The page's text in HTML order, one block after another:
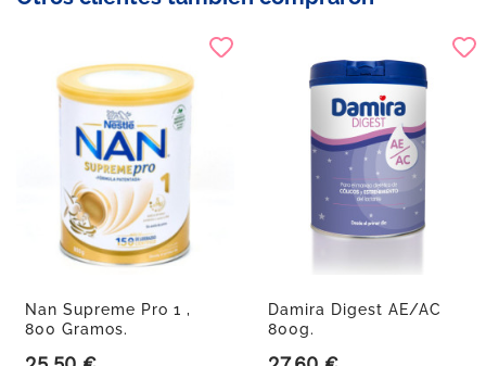
Nan Supreme Pro 1 ,
800 Gramos.
Damira Digest AE/AC
800g.